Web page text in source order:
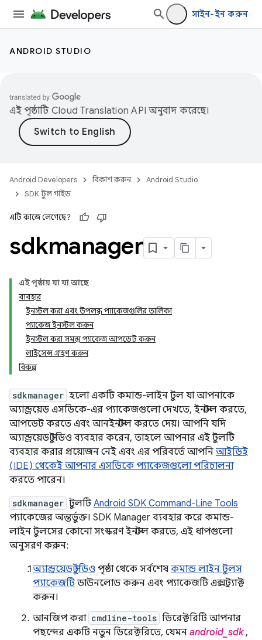
সাইন-ইন করুন
ANDROID STUDIO
এই পৃষ্ঠাটি Cloud Translation API অনুবাদ করেছে।
Android Developers বিকাশ করুন
Android Studio
SDK টুল গাইড
এটি কাজে লেগেছে?
sdkmanager
এই পৃষ্ঠায় যা যা আছে
ব্যবহার
ইনস্টল করা এবং উপলব্ধ প্যাকেজগুলির তালিকা
প্যাকেজ ইনস্টল করুন
ইনস্টল করা সমস্ত প্যাকেজ আপডেট করুন
লাইসেন্স গ্রহণ করুন
বিকল্প
sdkmanager হলো একটি কমান্ড-লাইন টুল যা আপনাকে
অ্যান্ড্রয়েড এসডিকে-এর প্যাকেজগুলো দেখতে, ইনস্টল করতে,
আপডেট করতে এবং আনইনস্টল করতে দেয়। আপনি যদি
অ্যান্ড্রয়েড স্টুডিও ব্যবহার করেন, তাহলে আপনার এই টুলটি
ব্যবহার করার প্রয়োজন নেই এবং এর পরিবর্তে আপনি আইডিই
(IDE) থেকেই আপনার এসডিকে প্যাকেজগুলো পরিচালনা
করতে পারেন।
sdkmanager টুলটি Android SDK Command-Line Tools
প্যাকেজের অন্তর্ভুক্ত। SDK Manager ব্যবহার করে কমান্ড-
লাইন টুলসের কোনো সংস্করণ ইনস্টল করতে, এই ধাপগুলো
অনুসরণ করুন:
অ্যান্ড্রয়েড স্টুডিও পৃষ্ঠা থেকে সর্বশেষ কমান্ড লাইন টুলস
প্যাকেজটি ডাউনলোড করুন এবং প্যাকেজটি এক্সট্র্যাক্ট
করুন।
আনজিপ করা cmdline-tools ডিরেক্টরিটি আপনার
পছন্দের একটি নতুন ডিরেক্টরিতে, যেমন android_sdk,